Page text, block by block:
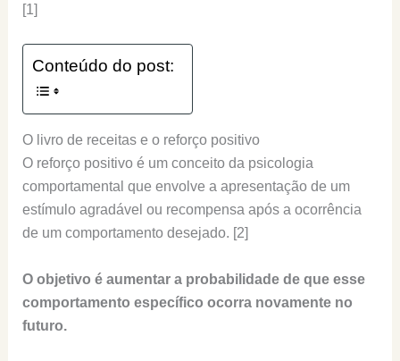
[1]
Conteúdo do post:
O livro de receitas e o reforço positivo
O reforço positivo é um conceito da psicologia
comportamental que envolve a apresentação de um
estímulo agradável ou recompensa após a ocorrência
de um comportamento desejado. [2]
O objetivo é aumentar a probabilidade de que esse
comportamento específico ocorra novamente no
futuro.